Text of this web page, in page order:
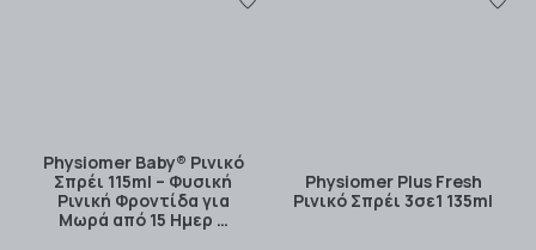
Physiomer Baby® Ρινικό
Σπρέι 115ml – Φυσική
Ρινική Φροντίδα για
Μωρά από 15 Ημερ …
Physiomer Plus Fresh
Ρινικό Σπρέι 3σε1 135ml